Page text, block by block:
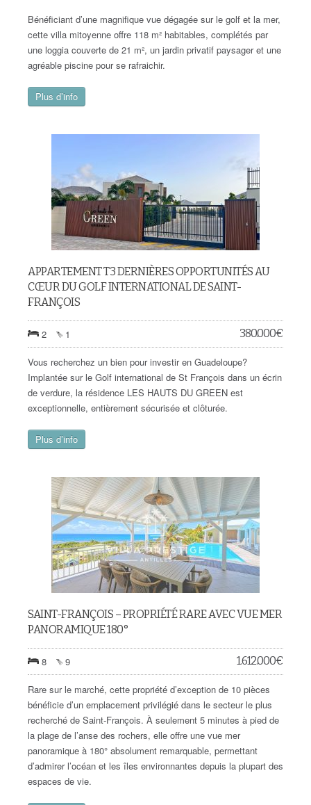
Bénéficiant d’une magnifique vue dégagée sur le golf et la mer,
cette villa mitoyenne offre 118 m² habitables, complétés par
une loggia couverte de 21 m², un jardin privatif paysager et une
agréable piscine pour se rafraichir.
Plus d’info
APPARTEMENT T3 DERNIÈRES OPPORTUNITÉS AU
CŒUR DU GOLF INTERNATIONAL DE SAINT-
FRANÇOIS
2 1 380.000€
Vous recherchez un bien pour investir en Guadeloupe?
Implantée sur le Golf international de St François dans un écrin
de verdure, la résidence LES HAUTS DU GREEN est
exceptionnelle, entièrement sécurisée et clôturée.
Plus d’info
SAINT-FRANÇOIS – PROPRIÉTÉ RARE AVEC VUE MER
PANORAMIQUE 180°
8 9 1.612.000€
Rare sur le marché, cette propriété d’exception de 10 pièces
bénéficie d’un emplacement privilégié dans le secteur le plus
recherché de Saint-François. À seulement 5 minutes à pied de
la plage de l’anse des rochers, elle offre une vue mer
panoramique à 180° absolument remarquable, permettant
d’admirer l’océan et les îles environnantes depuis la plupart des
espaces de vie.